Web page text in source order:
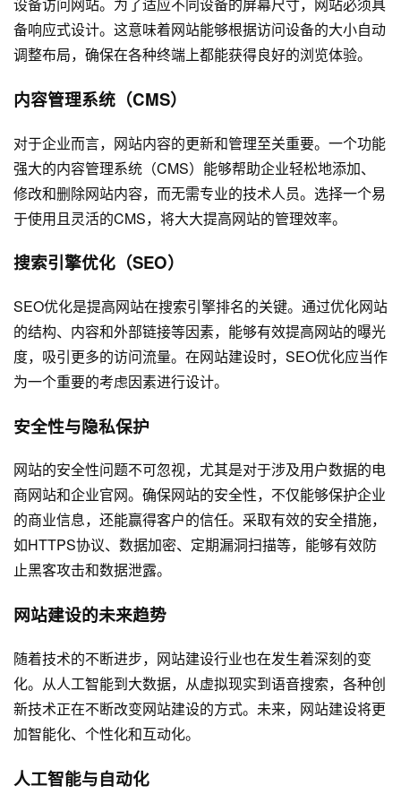
设备访问网站。为了适应不同设备的屏幕尺寸，网站必须具
备响应式设计。这意味着网站能够根据访问设备的大小自动
调整布局，确保在各种终端上都能获得良好的浏览体验。
内容管理系统（CMS）
对于企业而言，网站内容的更新和管理至关重要。一个功能
强大的内容管理系统（CMS）能够帮助企业轻松地添加、
修改和删除网站内容，而无需专业的技术人员。选择一个易
于使用且灵活的CMS，将大大提高网站的管理效率。
搜索引擎优化（SEO）
SEO优化是提高网站在搜索引擎排名的关键。通过优化网站
的结构、内容和外部链接等因素，能够有效提高网站的曝光
度，吸引更多的访问流量。在网站建设时，SEO优化应当作
为一个重要的考虑因素进行设计。
安全性与隐私保护
网站的安全性问题不可忽视，尤其是对于涉及用户数据的电
商网站和企业官网。确保网站的安全性，不仅能够保护企业
的商业信息，还能赢得客户的信任。采取有效的安全措施，
如HTTPS协议、数据加密、定期漏洞扫描等，能够有效防
止黑客攻击和数据泄露。
网站建设的未来趋势
随着技术的不断进步，网站建设行业也在发生着深刻的变
化。从人工智能到大数据，从虚拟现实到语音搜索，各种创
新技术正在不断改变网站建设的方式。未来，网站建设将更
加智能化、个性化和互动化。
人工智能与自动化